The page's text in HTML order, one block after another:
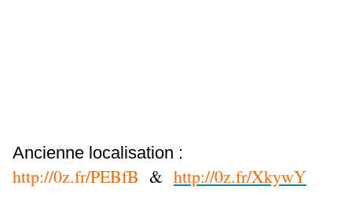
Ancienne localisation :
http://0z.fr/PEBfB & http://0z.fr/XkywY